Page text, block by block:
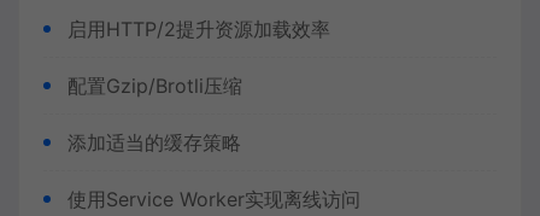
启用HTTP/2提升资源加载效率
配置Gzip/Brotli压缩
添加适当的缓存策略
使用Service Worker实现离线访问